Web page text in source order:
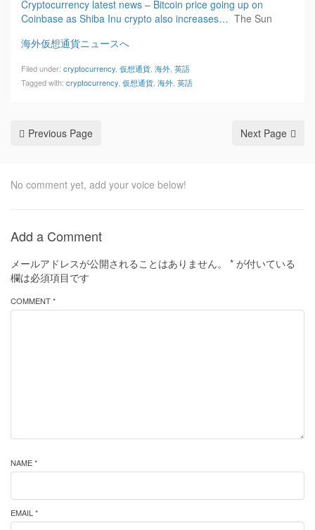
Cryptocurrency latest news – Bitcoin price going up on
Coinbase as Shiba Inu crypto also increases… The Sun
海外仮想通貨ニュースへ
Filed under: cryptocurrency 仮想通貨 海外 英語
Tagged with: cryptocurrency 仮想通貨 海外 英語
Previous Page Next Page
No comment yet, add your voice below!
Add a Comment
メールアドレスが公開されることはありません。 * が付いている
欄は必須項目です
COMMENT *
NAME *
EMAIL *